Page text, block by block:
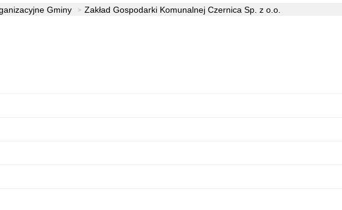
Gminy Zakład Gospodarki Komunalnej Czernica Sp. z o.o.